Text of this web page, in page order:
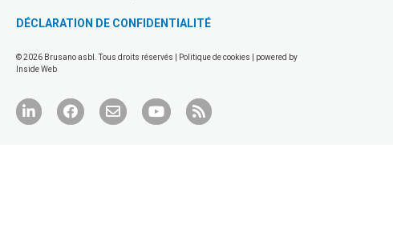
DÉCLARATION DE CONFIDENTIALITÉ
© 2026 Brusano asbl. Tous droits réservés | Politique de cookies
| powered by
Inside Web